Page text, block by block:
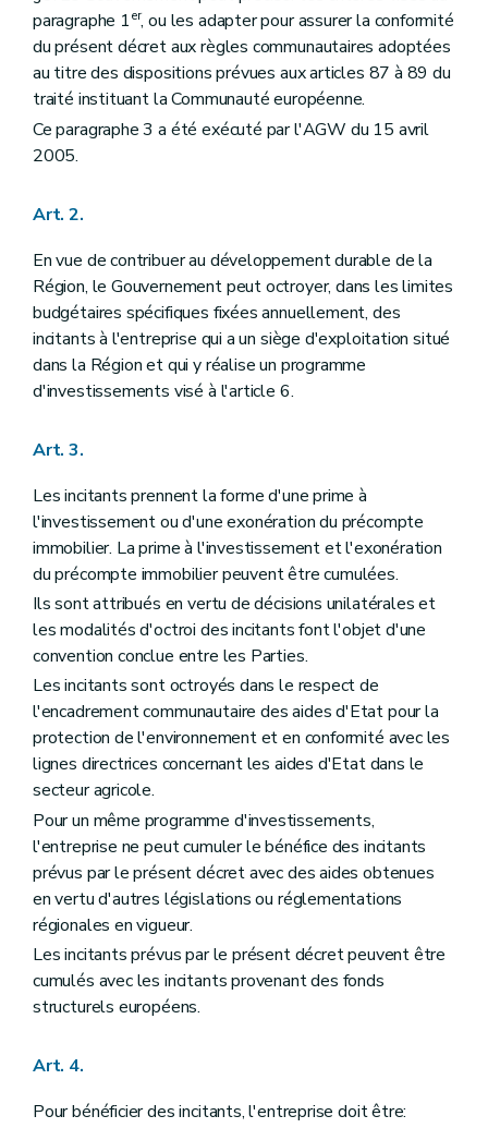
paragraphe 1er, ou les adapter pour assurer la conformité
du présent décret aux règles communautaires adoptées
au titre des dispositions prévues aux articles 87 à 89 du
traité instituant la Communauté européenne.
Ce paragraphe 3 a été exécuté par l'AGW du 15 avril
2005.
Art. 2.
En vue de contribuer au développement durable de la
Région, le Gouvernement peut octroyer, dans les limites
budgétaires spécifiques fixées annuellement, des
incitants à l'entreprise qui a un siège d'exploitation situé
dans la Région et qui y réalise un programme
d'investissements visé à l'article 6.
Art. 3.
Les incitants prennent la forme d'une prime à
l'investissement ou d'une exonération du précompte
immobilier. La prime à l'investissement et l'exonération
du précompte immobilier peuvent être cumulées.
Ils sont attribués en vertu de décisions unilatérales et
les modalités d'octroi des incitants font l'objet d'une
convention conclue entre les Parties.
Les incitants sont octroyés dans le respect de
l'encadrement communautaire des aides d'Etat pour la
protection de l'environnement et en conformité avec les
lignes directrices concernant les aides d'Etat dans le
secteur agricole.
Pour un même programme d'investissements,
l'entreprise ne peut cumuler le bénéfice des incitants
prévus par le présent décret avec des aides obtenues
en vertu d'autres législations ou réglementations
régionales en vigueur.
Les incitants prévus par le présent décret peuvent être
cumulés avec les incitants provenant des fonds
structurels européens.
Art. 4.
Pour bénéficier des incitants, l'entreprise doit être: